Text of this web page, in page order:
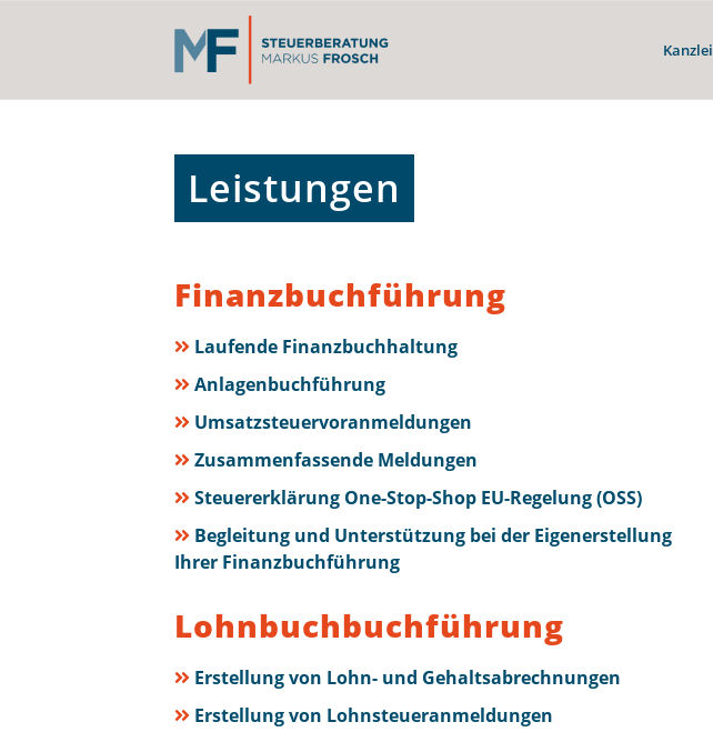
Kanzlei
Leistungen
Finanzbuchführung
Laufende Finanzbuchhaltung
Anlagenbuchführung
Umsatzsteuervoranmeldungen
Zusammenfassende Meldungen
Steuererklärung One-Stop-Shop EU-Regelung (OSS)
Begleitung und Unterstützung bei der Eigenerstellung
Ihrer Finanzbuchführung
Lohnbuchbuchführung
Erstellung von Lohn- und Gehaltsabrechnungen
Erstellung von Lohnsteueranmeldungen